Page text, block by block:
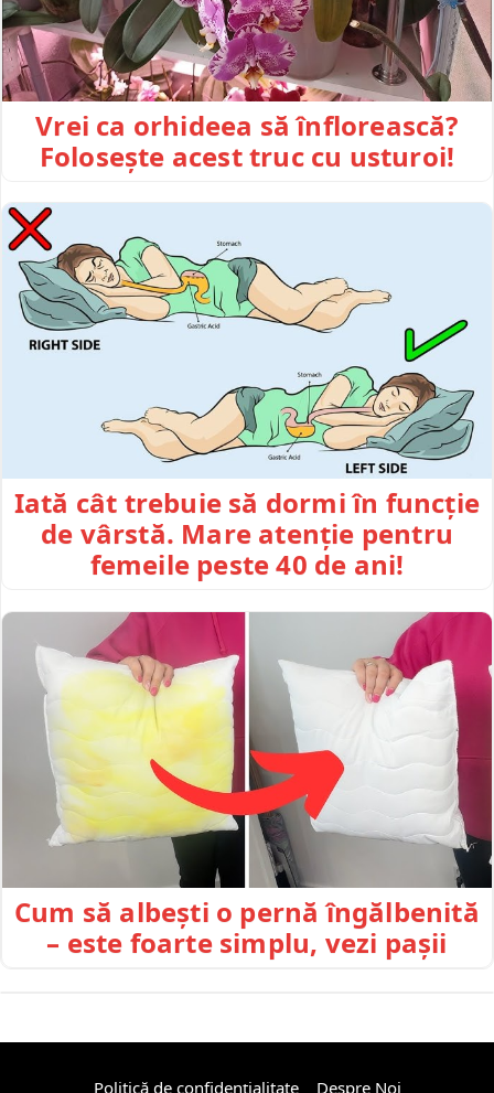
Vrei ca orhideea să înflorească?
Folosește acest truc cu usturoi!
Iată cât trebuie să dormi în funcție
de vârstă. Mare atenție pentru
femeile peste 40 de ani!
Cum să albești o pernă îngălbenită
– este foarte simplu, vezi pașii
Politică de confidențialitate Despre Noi